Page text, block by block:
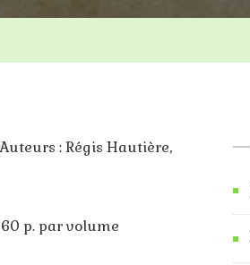
: Régis Hautière,
p. par volume